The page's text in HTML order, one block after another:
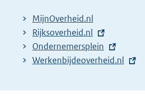
MijnOverheid.nl
E
x
t
r
Rijksoverheid.nl
E
x
e
Ondernemersplein
E
t
Werkenbijdeoverheid.nl